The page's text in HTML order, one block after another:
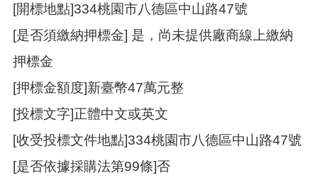
[開標地點]334桃園市八德區中山路47號
[是否須繳納押標金] 是，尚未提供廠商線上繳納
押標金
[押標金額度]新臺幣47萬元整
[投標文字]正體中文或英文
[收受投標文件地點]334桃園市八德區中山路47號
[是否依據採購法第99條]否